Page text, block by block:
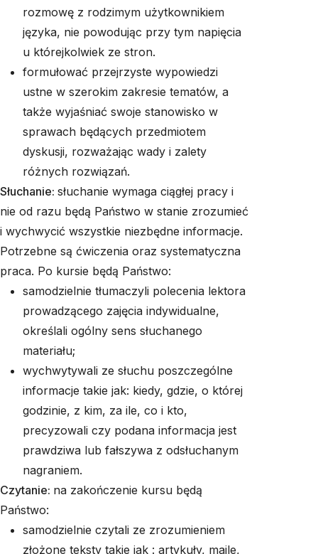
rozmowę z rodzimym użytkownikiem
języka, nie powodując przy tym napięcia
u którejkolwiek ze stron.
formułować przejrzyste wypowiedzi
ustne w szerokim zakresie tematów, a
także wyjaśniać swoje stanowisko w
sprawach będących przedmiotem
dyskusji, rozważając wady i zalety
różnych rozwiązań.
Słuchanie: słuchanie wymaga ciągłej pracy i
nie od razu będą Państwo w stanie zrozumieć
i wychwycić wszystkie niezbędne informacje.
Potrzebne są ćwiczenia oraz systematyczna
praca. Po kursie będą Państwo:
samodzielnie tłumaczyli polecenia lektora
prowadzącego zajęcia indywidualne,
określali ogólny sens słuchanego
materiału;
wychwytywali ze słuchu poszczególne
informacje takie jak: kiedy, gdzie, o której
godzinie, z kim, za ile, co i kto,
precyzowali czy podana informacja jest
prawdziwa lub fałszywa z odsłuchanym
nagraniem.
Czytanie: na zakończenie kursu będą
Państwo:
samodzielnie czytali ze zrozumieniem
złożone teksty takie jak : artykuły, maile,